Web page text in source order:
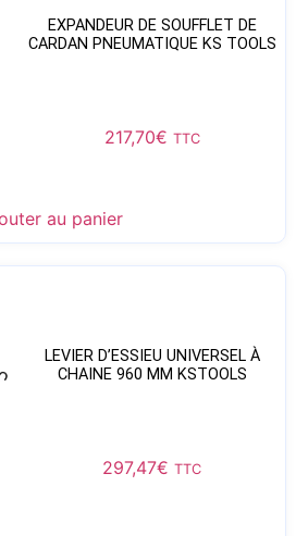
EXPANDEUR DE SOUFFLET DE
CARDAN PNEUMATIQUE KS TOOLS
217,70€ TTC
au panier
LEVIER D’ESSIEU UNIVERSEL À
CHAINE 960 MM KSTOOLS
297,47€ TTC